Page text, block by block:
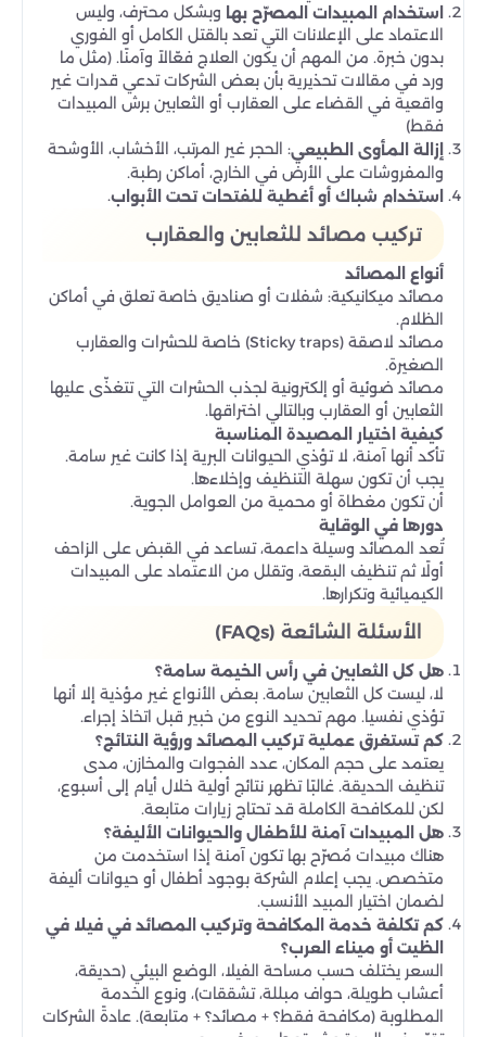
استخدام المبيدات المصرّح بها وبشكل محترف، وليس
الاعتماد على الإعلانات التي تعد بالقتل الكامل أو الفوري
بدون خبرة. من المهم أن يكون العلاج فعّالاً وآمنًا. (مثل ما
ورد في مقالات تحذيرية بأن بعض الشركات تدعي قدرات غير
واقعية في القضاء على العقارب أو الثعابين برش المبيدات
فقط)
إزالة المأوى الطبيعي: الحجر غير المرتب، الأخشاب، الأوشحة
والمفروشات على الأرض في الخارج، أماكن رطبة.
استخدام شباك أو أغطية للفتحات تحت الأبواب.
تركيب مصائد للثعابين والعقارب
أنواع المصائد
مصائد ميكانيكية: شفلات أو صناديق خاصة تعلق في أماكن
الظلام.
مصائد لاصقة (Sticky traps) خاصة للحشرات والعقارب
الصغيرة.
مصائد ضوئية أو إلكترونية لجذب الحشرات التي تتغذّى عليها
الثعابين أو العقارب وبالتالي اختراقها.
كيفية اختيار المصيدة المناسبة
تأكد أنها آمنة، لا تؤذي الحيوانات البرية إذا كانت غير سامة.
يجب أن تكون سهلة التنظيف وإخلاءها.
أن تكون مغطاة أو محمية من العوامل الجوية.
دورها في الوقاية
تُعد المصائد وسيلة داعمة، تساعد في القبض على الزاحف
أولًا ثم تنظيف البقعة، وتقلل من الاعتماد على المبيدات
الكيميائية وتكرارها.
الأسئلة الشائعة (FAQs)
هل كل الثعابين في رأس الخيمة سامة؟
لا، ليست كل الثعابين سامة. بعض الأنواع غير مؤذية إلا أنها
تؤذي نفسيا. مهم تحديد النوع من خبير قبل اتخاذ إجراء.
كم تستغرق عملية تركيب المصائد ورؤية النتائج؟
يعتمد على حجم المكان، عدد الفجوات والمخازن، مدى
تنظيف الحديقة. غالبًا تظهر نتائج أولية خلال أيام إلى أسبوع،
لكن للمكافحة الكاملة قد تحتاج زيارات متابعة.
هل المبيدات آمنة للأطفال والحيوانات الأليفة؟
هناك مبيدات مُصرّح بها تكون آمنة إذا استخدمت من
متخصص. يجب إعلام الشركة بوجود أطفال أو حيوانات أليفة
لضمان اختيار المبيد الأنسب.
كم تكلفة خدمة المكافحة وتركيب المصائد في فيلا في
الظيت أو ميناء العرب؟
السعر يختلف حسب مساحة الفيلا، الوضع البيئي (حديقة،
أعشاب طويلة، حواف مبللة، تشققات)، ونوع الخدمة
المطلوبة (مكافحة فقط؟ + مصائد؟ + متابعة). عادةً الشركات